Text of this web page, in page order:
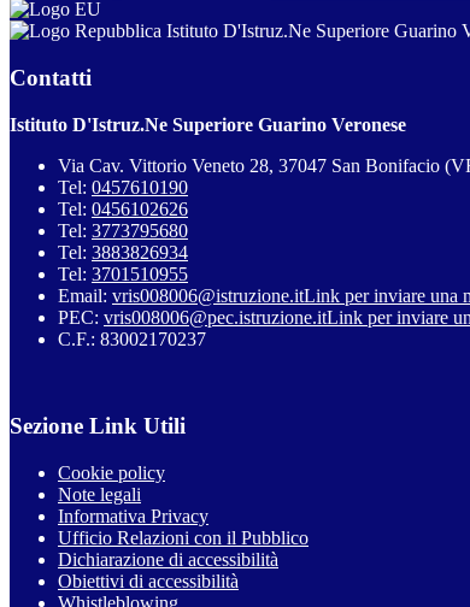
Istituto D'Istruz.Ne Superiore Guarino
Contatti
Istituto D'Istruz.Ne Superiore Guarino Veronese
Via Cav. Vittorio Veneto 28, 37047 San Bonifacio
Tel: 0457610190
Tel: 0456102626
Tel: 3773795680
Tel: 3883826934
Tel: 3701510955
Email: vris008006@istruzione.itLink per inviare una
PEC: vris008006@pec.istruzione.itLink per inviare
C.F.: 83002170237
Sezione Link Utili
Cookie policy
Note legali
Informativa Privacy
Ufficio Relazioni con il Pubblico
Dichiarazione di accessibilità
Obiettivi di accessibilità
Whistleblowing